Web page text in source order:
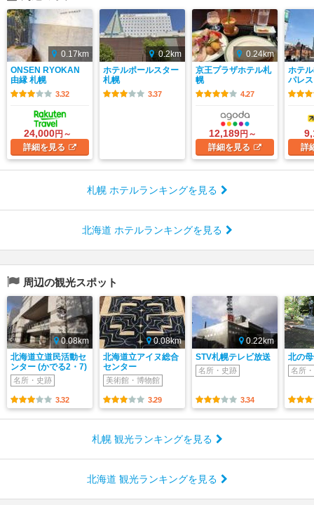
0.17km
ONSEN RYOKAN
由縁 札幌
3.32
24,000円～
詳細を見る
0.2km
ホテルポールスター
札幌
3.37
0.24km
京王プラザホテル札
幌
4.27
12,189円～
詳細を見る
ホテ
パレス
詳
札幌 ホテルランキングを見る
北海道 ホテルランキングを見る
周辺の観光スポット
0.08km
北海道立道民活動セ
ンター (かでる2・7)
名所・史跡
3.32
0.08km
北海道立アイヌ総合
センター
美術館・博物館
3.29
0.22km
STV札幌テレビ放送
名所・史跡
3.34
北の
名所
札幌 観光ランキングを見る
北海道 観光ランキングを見る